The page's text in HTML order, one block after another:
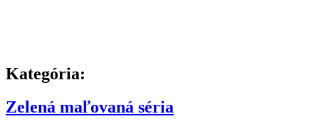
Kategória:
Zelená maľovaná séria